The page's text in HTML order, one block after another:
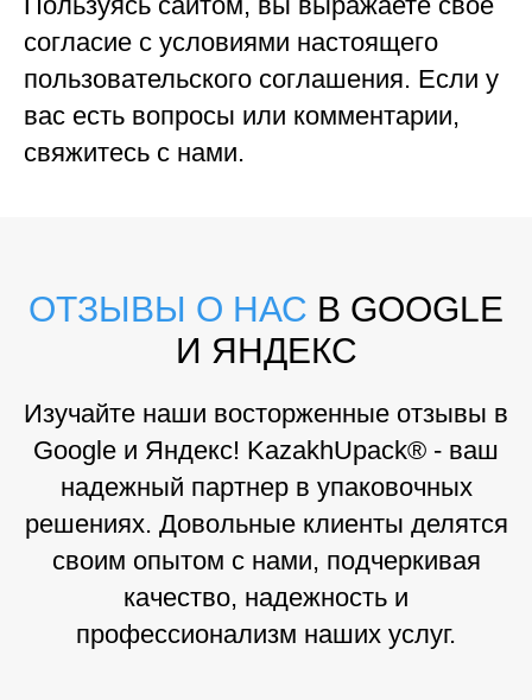
согласие с условиями настоящего
пользовательского соглашения. Если у
вас есть вопросы или комментарии,
свяжитесь с нами.
ОТЗЫВЫ О НАС В GOOGLE
И ЯНДЕКС
Изучайте наши восторженные отзывы в
Google и Яндекс! KazakhUpack® - ваш
надежный партнер в упаковочных
решениях. Довольные клиенты делятся
своим опытом с нами, подчеркивая
качество, надежность и
профессионализм наших услуг.